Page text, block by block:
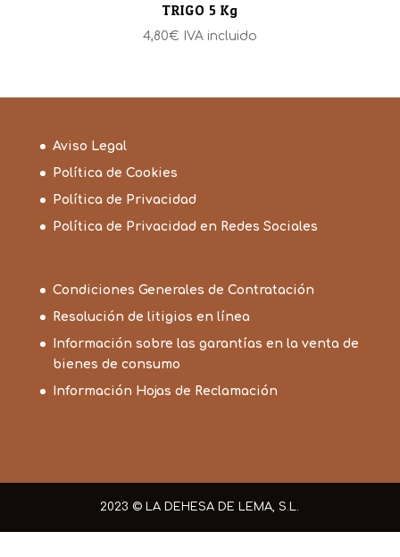
TRIGO 5 Kg
4,80€ IVA incluido
Aviso Legal
Política de Cookies
Política de Privacidad
Política de Privacidad en Redes Sociales
Condiciones Generales de Contratación
Resolución de litigios en línea
Información sobre las garantías en la venta de
bienes de consumo
Información Hojas de Reclamación
2023 © LA DEHESA DE LEMA, S.L.